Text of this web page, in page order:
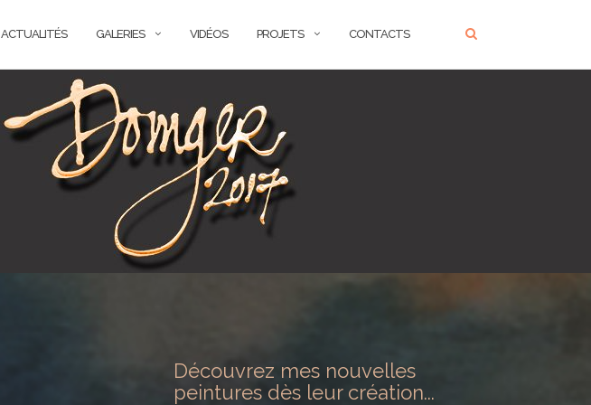
ACTUALITÉS GALERIES VIDÉOS PROJETS CONTACTS
Découvrez mes nouvelles
peintures dès leur création...